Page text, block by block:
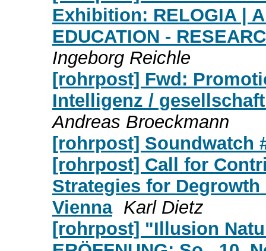
Exhibition: RELOGIA |
EDUCATION -
Ingeborg Reichle
[rohrpost] Fwd:
Intelligenz /
Andreas Broeckmann
[rohrpost] Soundwatch
[rohrpost] Call for
Strategies for
Vienna Karl Dietz
[rohrpost] "Illusion